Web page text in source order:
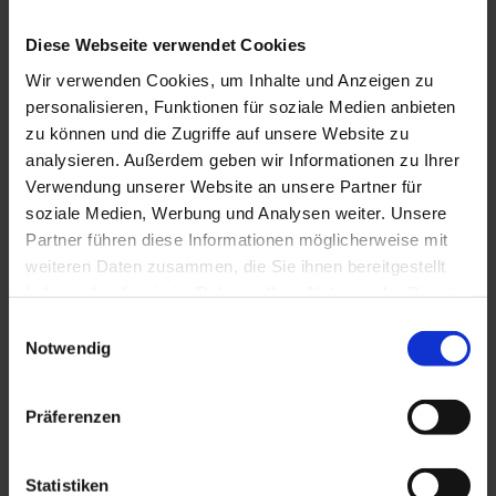
Diese Webseite verwendet Cookies
Wir verwenden Cookies, um Inhalte und Anzeigen zu
personalisieren, Funktionen für soziale Medien anbieten
zu können und die Zugriffe auf unsere Website zu
analysieren. Außerdem geben wir Informationen zu Ihrer
Verwendung unserer Website an unsere Partner für
soziale Medien, Werbung und Analysen weiter. Unsere
Partner führen diese Informationen möglicherweise mit
weiteren Daten zusammen, die Sie ihnen bereitgestellt
Notwendig
Präferenzen
Statistiken
Ort:Aiterbach a. Chiemsee
Praxisseminar zu differenzierten TCM-
Therapien bei komplexen
Beschwerdebildern
Vier Tage, drei erfahrene Dozenten, ein gemeinsames Ziel:
Klinisch relevante, praxisnahe Strategien für die tägliche
Arbeit in Akupunktur und chinesischer Medizin.
Tag 1 (15.10.) – Dr. Josef Hummelsberger:
Schwindel,
Menière, Migräne – komplexe Verläufe meistern und
Tag 2 (16.10.) – Dr. Michael Wullinger:
Rezepturen bei
Faktoren erkennen und gezielt ausleiten.